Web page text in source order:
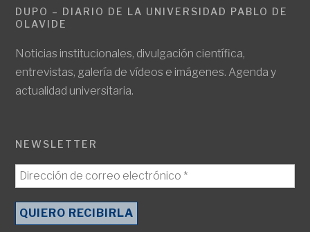
DUPO – DIARIO DE LA UNIVERSIDAD PABLO DE
OLAVIDE
Noticias institucionales, divulgación científica,
entrevistas, galería de vídeos e imágenes. Agenda y
actualidad universitaria.
NEWSLETTER